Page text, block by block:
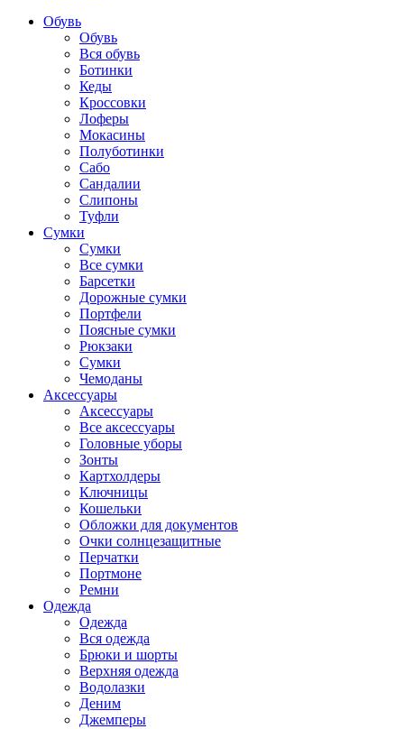
Обувь
Обувь
Вся обувь
Ботинки
Кеды
Кроссовки
Лоферы
Мокасины
Полуботинки
Сабо
Сандалии
Слипоны
Туфли
Сумки
Сумки
Все сумки
Барсетки
Дорожные сумки
Портфели
Поясные сумки
Рюкзаки
Сумки
Чемоданы
Аксессуары
Аксессуары
Все аксессуары
Головные уборы
Зонты
Картхолдеры
Ключницы
Кошельки
Обложки для документов
Очки солнцезащитные
Перчатки
Портмоне
Ремни
Одежда
Одежда
Вся одежда
Брюки и шорты
Верхняя одежда
Водолазки
Деним
Джемперы